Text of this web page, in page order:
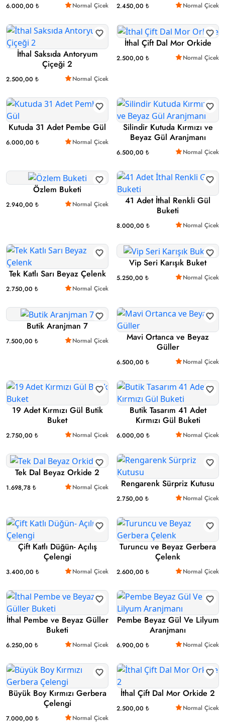
6.000,00 ₺ Normal Çicek 2.450,00 ₺ Normal Çicek
İthal Saksıda Antoryum
Çiçeği 2
2.500,00 ₺ Normal Çicek
İthal Çift Dal Mor Orkide
2.500,00 ₺ Normal Çicek
Kutuda 31 Adet Pembe Gül
6.000,00 ₺ Normal Çicek
Silindir Kutuda Kırmızı ve
Beyaz Gül Aranjmanı
6.500,00 ₺ Normal Çicek
Özlem Buketi
2.940,00 ₺ Normal Çicek
41 Adet İthal Renkli Gül
Buketi
8.000,00 ₺ Normal Çicek
Tek Katlı Sarı Beyaz Çelenk
2.750,00 ₺ Normal Çicek
Vip Seri Karışık Buket
5.250,00 ₺ Normal Çicek
Butik Aranjman 7
7.500,00 ₺ Normal Çicek
Mavi Ortanca ve Beyaz
Güller
6.500,00 ₺ Normal Çicek
19 Adet Kırmızı Gül Butik
Buket
2.750,00 ₺ Normal Çicek
Butik Tasarım 41 Adet
Kırmızı Gül Buketi
6.000,00 ₺ Normal Çicek
Tek Dal Beyaz Orkide 2
1.698,78 ₺ Normal Çicek Rengarenk Sürpriz Kutusu
2.750,00 ₺ Normal Çicek
Çift Katlı Düğün- Açılış
Çelengi
3.400,00 ₺ Normal Çicek
Turuncu ve Beyaz Gerbera
Çelenk
2.600,00 ₺ Normal Çicek
İthal Pembe ve Beyaz Güller
Buketi
6.250,00 ₺ Normal Çicek
Pembe Beyaz Gül Ve Lilyum
Aranjmanı
6.900,00 ₺ Normal Çicek
Büyük Boy Kırmızı Gerbera
Çelengi
7.000,00 ₺ Normal Çicek
İthal Çift Dal Mor Orkide 2
2.500,00 ₺ Normal Çicek